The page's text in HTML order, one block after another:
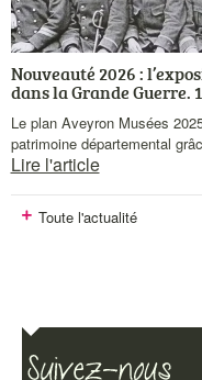
Nouveauté 2026 :
dans la Grande Guerre.
Chapeau
Le plan Aveyron Musées
patrimoine départemental
Lire l'article
Toute l'actualité